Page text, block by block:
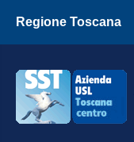
Regione Toscana